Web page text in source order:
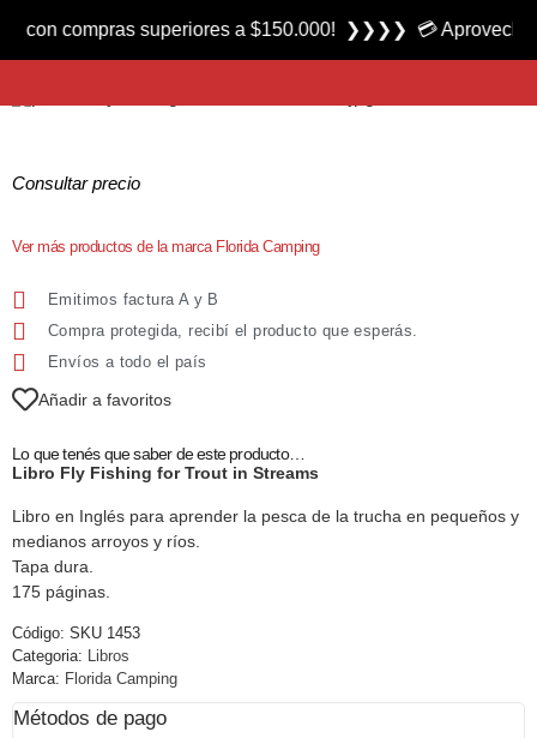
Producto nuevo
Libro Fly Fishing for Trout in Streams
Consultar precio
Ver más productos de la marca Florida Camping
Emitimos factura A y B
Compra protegida, recibí el producto que esperás.
Envíos a todo el país
Añadir a favoritos
Lo que tenés que saber de este producto…
Libro Fly Fishing for Trout in Streams
Libro en Inglés para aprender la pesca de la trucha en pequeños y
medianos arroyos y ríos.
Tapa dura.
175 páginas.
Código: SKU 1453
Categoria:
Libros
Marca: Florida Camping
Métodos de pago
compras superiores a $150.000! ❯❯❯❯ 💳 Aprovecha las